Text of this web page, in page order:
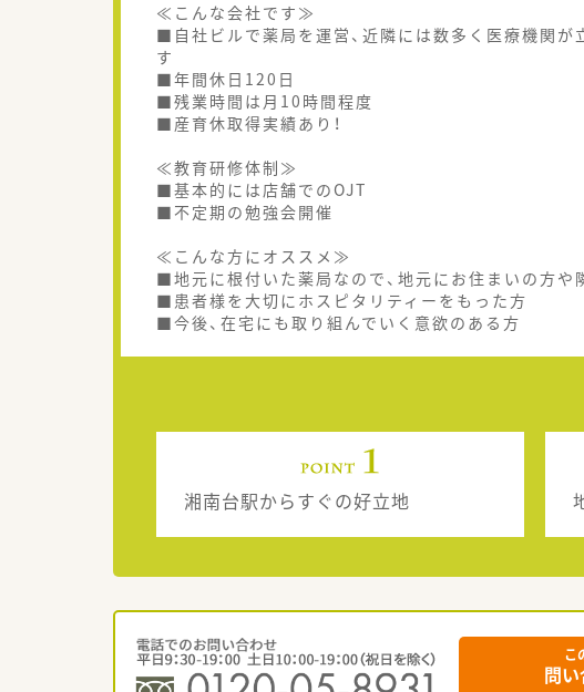
≪こんな会社です≫
■自社ビルで薬局を運営、近隣には数多く医療機関が
す
■年間休日120日
■残業時間は月10時間程度
■産育休取得実績あり！
≪教育研修体制≫
■基本的には店舗でのOJT
■不定期の勉強会開催
≪こんな方にオススメ≫
■地元に根付いた薬局なので、地元にお住まいの方や
■患者様を大切にホスピタリティーをもった方
■今後、在宅にも取り組んでいく意欲のある方
湘南台駅からすぐの好立地
こ
問